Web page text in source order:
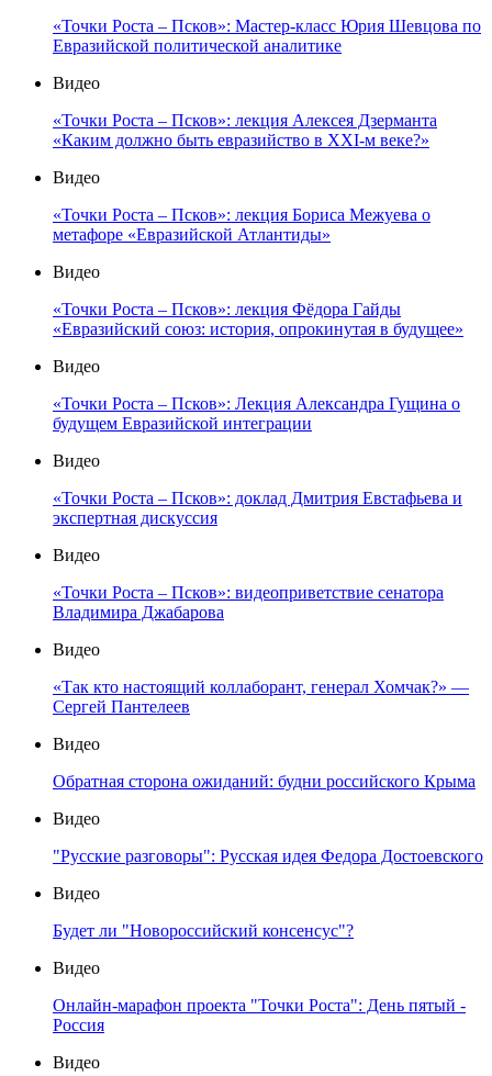
«Точки Роста – Псков»: Мастер-класс Юрия Шевцова по
Евразийской политической аналитике
Видео
«Точки Роста – Псков»: лекция Алексея Дзерманта
«Каким должно быть евразийство в XXI-м веке?»
Видео
«Точки Роста – Псков»: лекция Бориса Межуева о
метафоре «Евразийской Атлантиды»
Видео
«Точки Роста – Псков»: лекция Фёдора Гайды
«Евразийский союз: история, опрокинутая в будущее»
Видео
«Точки Роста – Псков»: Лекция Александра Гущина о
будущем Евразийской интеграции
Видео
«Точки Роста – Псков»: доклад Дмитрия Евстафьева и
экспертная дискуссия
Видео
«Точки Роста – Псков»: видеоприветствие сенатора
Владимира Джабарова
Видео
«Так кто настоящий коллаборант, генерал Хомчак?» —
Сергей Пантелеев
Видео
Обратная сторона ожиданий: будни российского Крыма
Видео
"Русские разговоры": Русская идея Федора Достоевского
Видео
Будет ли "Новороссийский консенсус"?
Видео
Онлайн-марафон проекта "Точки Роста": День пятый -
Россия
Видео